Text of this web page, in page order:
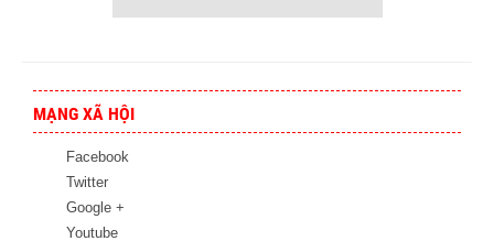
MẠNG XÃ HỘI
Facebook
Twitter
Google +
Youtube